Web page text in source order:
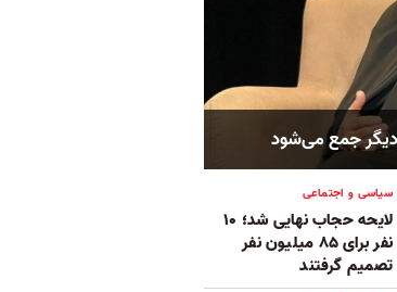
جمع می‌شود
سیاسی و اجتماعی
لایحه حجاب نهایی شد؛ ۱۰
نفر برای ۸۵ میلیون نفر
تصمیم گرفتند